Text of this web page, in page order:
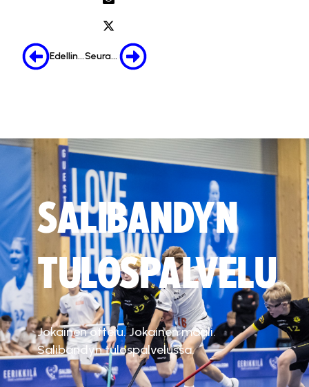
Edellinen Seuraava
SALIBANDYN
TULOSPALVELU
Jokainen ottelu. Jokainen maali.
Salibandyn tulospalvelussa.